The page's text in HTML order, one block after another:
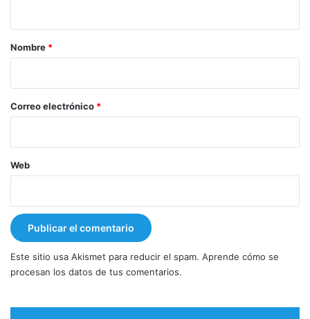
r
*
Nombre *
Correo electrónico *
Web
Este sitio usa Akismet para reducir el spam. Aprende cómo se
procesan los datos de tus comentarios.